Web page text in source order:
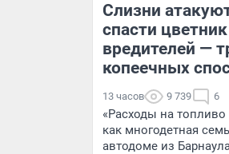
Слизни
спасти
вредителей —
копеечных
13 часов 9 739 6
«Расходы на
как многодетная
автодоме из